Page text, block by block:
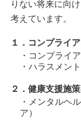
りない将来に向
考えています。
１．コンプライ
・コンプライ
・ハラスメン
２．健康支援施
・メンタルヘ
ア）